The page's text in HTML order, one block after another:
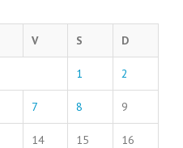
V S D
1 2
7 8 9
14 15 16